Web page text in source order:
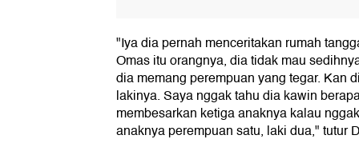
"Iya dia pernah menceritakan rumah
Omas itu orangnya, dia tidak mau
dia memang perempuan yang tegar. Kan
lakinya. Saya nggak tahu dia kawin
membesarkan ketiga anaknya kalau
anaknya perempuan satu, laki dua," tutur